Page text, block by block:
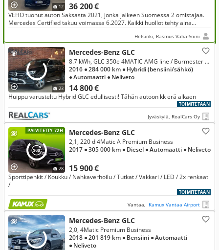
12 36 200 €
VEHO tuonut auton Saksasta 2021, jonka jälkeen Suomessa 2 omistajaa.
Mercedes Certified takuu voimassa 6.2027. Kaikki huollot tehty aina
Helsinki, Rasmus Vähä-Soini
23
Mercedes-Benz GLC
14 800 €
8.7 kWh, GLC 350e 4MATIC AMG line / Burmester / HUD / ILS / koukku / Distronic plus * Vaihto/rahoitus*
2016 ● 284 000 km ● Hybridi (bensiini/sähkö)
● Automaatti ● Neliveto
Huippu varusteltu Hybrid GLC edullisesti! Tähän autoon kk erä alkaen
TOIMITETAAN
Jyväskylä, RealCars Oy
PÄIVITETTY 72H
28
Mercedes-Benz GLC
15 900 €
2,1, 220 d 4Matic A Premium Business
2017 ● 305 000 km ● Diesel ● Automaatti ● Neliveto
Sporttipenkit / Koukku / Nahkaverhoilu / Tutkat / Vakkari / LED / 2x renkaat
/
TOIMITETAAN
Vantaa, Kamux Vantaa Airport
Mercedes-Benz GLC
2,0, 4Matic Premium Business
2018 ● 201 819 km ● Bensiini ● Automaatti
● Neliveto